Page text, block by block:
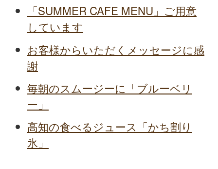
「SUMMER CAFE MENU」ご用意
しています
お客様からいただくメッセージに感
謝
毎朝のスムージーに「ブルーベリ
ー」
高知の食べるジュース「かち割り
氷」